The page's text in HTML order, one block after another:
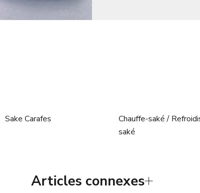
Sake Carafes
Chauffe-saké /
saké
Articles connexes